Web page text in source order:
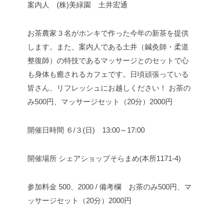
案内人 (株)美緑園 土井宏通
お茶農家３名がホンキで作った今年の新茶を提供
します。また、案内人である土井（鍼灸師・柔道
整復師）の特技であるマッサージとのセットで心
も身体も癒されるカフェです。日頃頑張っている
皆さん、リフレッシュにお越しください！
お茶の
み500円、マッサージセット（20分）2000円
開催日時間 ６/３(日) 13:00～17:00
開催場所 シェアショップそらまめ(本所1171-4)
参加料金 500、2000 / 備考欄 お茶のみ500円、マ
ッサージセット（20分）2000円